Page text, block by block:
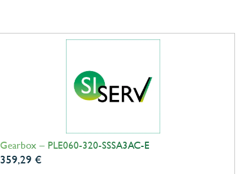
Gearbox – PLE060-320-SSSA3AC-E
359,29 €